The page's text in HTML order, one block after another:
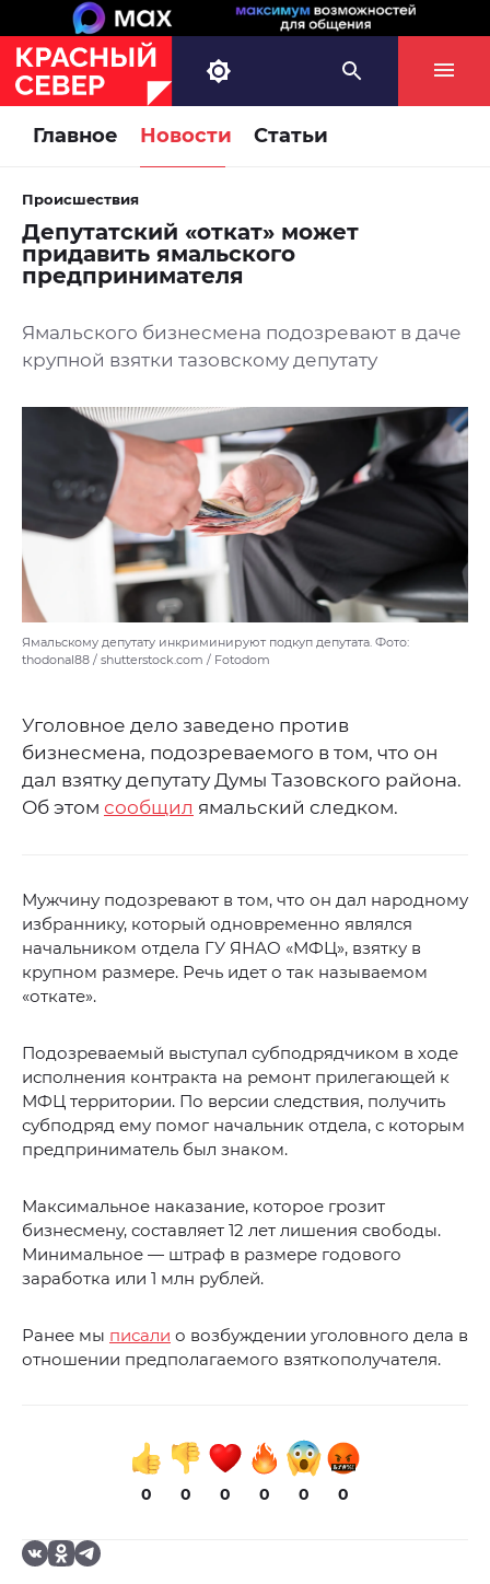
Главное Новости Статьи
Происшествия
Депутатский «откат» может
придавить ямальского
предпринимателя
Ямальского бизнесмена подозревают в даче
крупной взятки тазовскому депутату
Ямальскому депутату инкриминируют подкуп депутата. Фото:
thodonal88 / shutterstock.com / Fotodom
Уголовное дело заведено против
бизнесмена, подозреваемого в том, что он
дал взятку депутату Думы Тазовского района.
Об этом сообщил ямальский следком.
Мужчину подозревают в том, что он дал народному
избраннику, который одновременно являлся
начальником отдела ГУ ЯНАО «МФЦ», взятку в
крупном размере. Речь идет о так называемом
«откате».
Подозреваемый выступал субподрядчиком в ходе
исполнения контракта на ремонт прилегающей к
МФЦ территории. По версии следствия, получить
субподряд ему помог начальник отдела, с которым
предприниматель был знаком.
Максимальное наказание, которое грозит
бизнесмену, составляет 12 лет лишения свободы.
Минимальное — штраф в размере годового
заработка или 1 млн рублей.
Ранее мы писали о возбуждении уголовного дела в
отношении предполагаемого взяткополучателя.
0 0 0 0 0 0